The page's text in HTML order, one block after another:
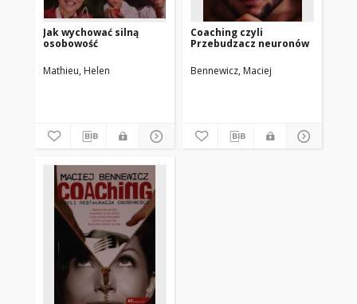
Jak wychować silną
osobowość
Mathieu, Helen
Coaching czyli
Przebudzacz neuronów
Bennewicz, Maciej